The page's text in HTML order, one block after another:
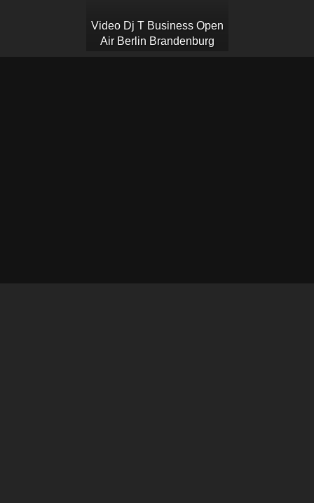
Video Dj T Business Open
Air Berlin Brandenburg